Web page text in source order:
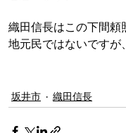
織田信長はこの下間頼
地元民ではないですが
坂井市 織田信長